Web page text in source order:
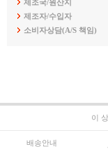
제조국/원산지
제조자/수입자
소비자상담(A/S 책임)
이
배송안내